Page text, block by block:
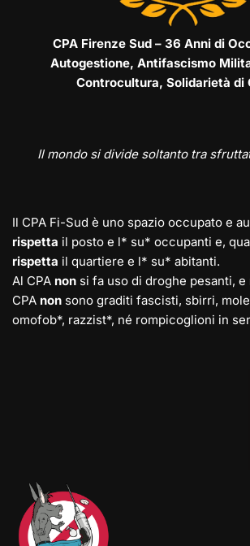
CPA Firenze Sud – 36 Anni di
Autogestione, Antifascismo
Controcultura, Solidarietà di
Il mondo si divide soltanto tra
Il CPA Fi-Sud è uno spazio occupato e
rispetta il posto e l* su* occupanti e,
rispetta il quartiere e l* su* abitanti.
Al CPA non si fa uso di droghe pesanti, e
CPA non sono graditi fascisti, sbirri,
omofob*, razzist*, né rompicoglioni in